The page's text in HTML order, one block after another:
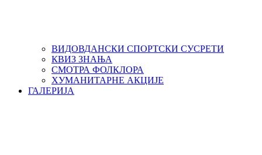
ВИДОВДАНСКИ СПОРТСКИ СУСРЕТИ
КВИЗ ЗНАЊА
СМОТРА ФОЛКЛОРА
ХУМАНИТАРНЕ АКЦИЈЕ
ГАЛЕРИЈА